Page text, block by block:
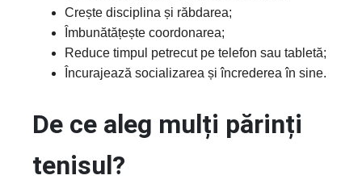
Crește disciplina și răbdarea;
Îmbunătățește coordonarea;
Reduce timpul petrecut pe telefon sau tabletă;
Încurajează socializarea și încrederea în sine.
De ce aleg mulți părinți
tenisul?